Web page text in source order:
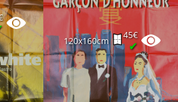
120x160cm
45€
✔